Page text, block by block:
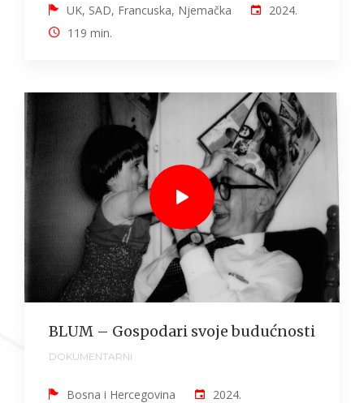
UK, SAD, Francuska, Njemačka
2024.
119 min.
BLUM – Gospodari svoje budućnosti
DOKUMENTARNI
Bosna i Hercegovina
2024.